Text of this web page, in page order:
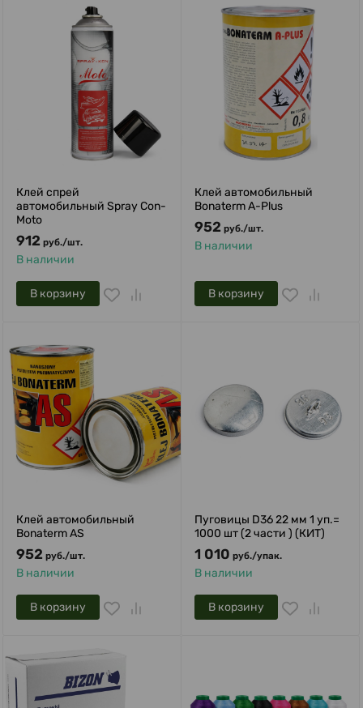
Клей cпрей
автомобильный Spray Con-
Moto
912 руб./шт.
В наличии
В корзину
Клей автомобильный
Bonaterm A-Plus
952 руб./шт.
В наличии
В корзину
Клей автомобильный
Bonaterm AS
952 руб./шт.
В наличии
В корзину
Пуговицы D36 22 мм 1 уп.=
1000 шт (2 части ) (КИТ)
1 010 руб./упак.
В наличии
В корзину